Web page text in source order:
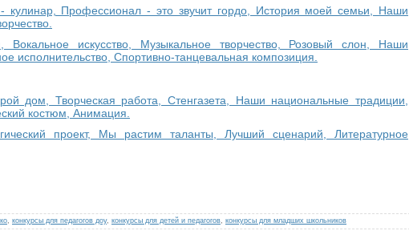
Профессионал - это звучит гордо, История моей семьи, Наши
Вокальное искусство, Музыкальное творчество, Розовый слон, Наши
исполнительство, Спортивно-танцевальная композиция.
дом, Творческая работа, Стенгазета, Наши национальные традиции,
костюм, Анимация.
проект, Мы растим таланты, Лучший сценарий, Литературное
конкурсы для педагогов доу, конкурсы для детей и педагогов конкурсы для младших школьников